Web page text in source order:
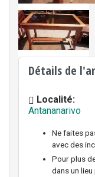
Détails de
Localité:
Antananarivo
Ne faites
avec des
Pour plus
dans un